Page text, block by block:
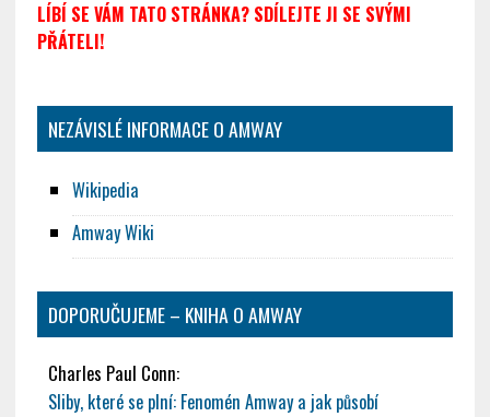
LÍBÍ SE VÁM TATO STRÁNKA? SDÍLEJTE JI SE SVÝMI
PŘÁTELI!
NEZÁVISLÉ INFORMACE O AMWAY
Wikipedia
Amway Wiki
DOPORUČUJEME – KNIHA O AMWAY
Charles Paul Conn:
Sliby, které se plní: Fenomén Amway a jak působí